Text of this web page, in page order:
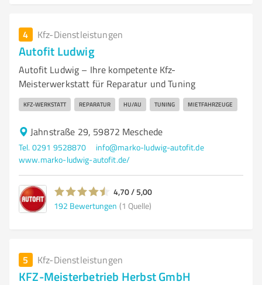
4 Kfz-Dienstleistungen
Autofit Ludwig
Autofit Ludwig – Ihre kompetente Kfz-
Meisterwerkstatt für Reparatur und Tuning
KFZ-WERKSTATT REPARATUR HU/AU TUNING MIETFAHRZEUGE
Jahnstraße 29, 59872 Meschede
Tel. 0291 9528870
info@marko-ludwig-autofit.de
www.marko-ludwig-autofit.de/
4,70 / 5,00
192 Bewertungen (1 Quelle)
5 Kfz-Dienstleistungen
KFZ-Meisterbetrieb Herbst GmbH